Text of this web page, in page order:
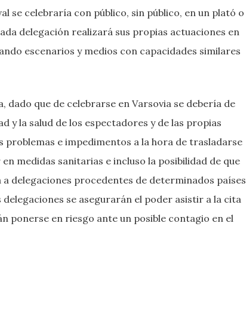
se celebraría con público, sin público, en un plató o
delegación realizará sus propias actuaciones en
escenarios y medios con capacidades similares
dado que de celebrarse en Varsovia se debería de
y la salud de los espectadores y de las propias
problemas e impedimentos a la hora de trasladarse
medidas sanitarias e incluso la posibilidad de que
delegaciones procedentes de determinados países
se asegurarán el poder asistir a la cita
ponerse en riesgo ante un posible contagio en el